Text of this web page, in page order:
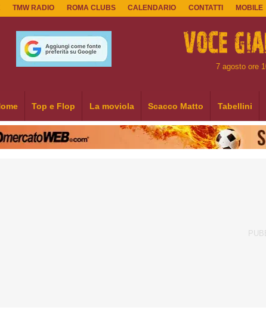
TMW RADIO ROMA CLUBS CALENDARIO CONTATTI MOBILE
7 agosto ore
Top e Flop La moviola Scacco Matto Tabellini